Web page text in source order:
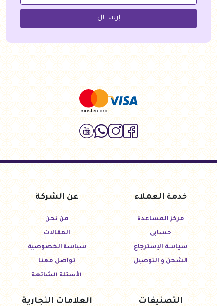
إرســــال
خدمة العملاء
مركز المساعدة
حسابى
سياسة الإسترجاع
الشحن و التوصيل
عن الشركة
من نحن
المقالات
سياسة الخصوصية
تواصل معنا
الأسئلة الشائعة
التصنيفات العلامات التجارية